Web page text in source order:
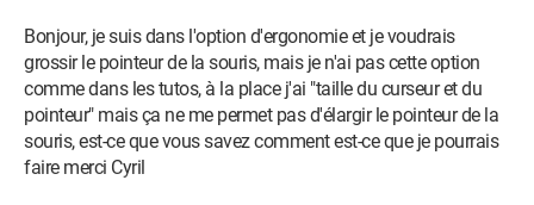
Bonjour, je suis dans l'option d'ergonomie et je voudrais
grossir le pointeur de la souris, mais je n'ai pas cette option
comme dans les tutos, à la place j'ai "taille du curseur et du
pointeur" mais ça ne me permet pas d'élargir le pointeur de la
souris, est-ce que vous savez comment est-ce que je pourrais
faire merci Cyril